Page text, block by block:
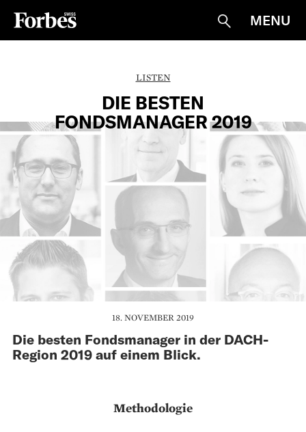
Suche
MENU
LISTEN
DIE BESTEN
FONDSMANAGER 2019
18. NOVEMBER 2019
Die besten Fondsmanager in der DACH-
Region 2019 auf einem Blick.
Methodologie